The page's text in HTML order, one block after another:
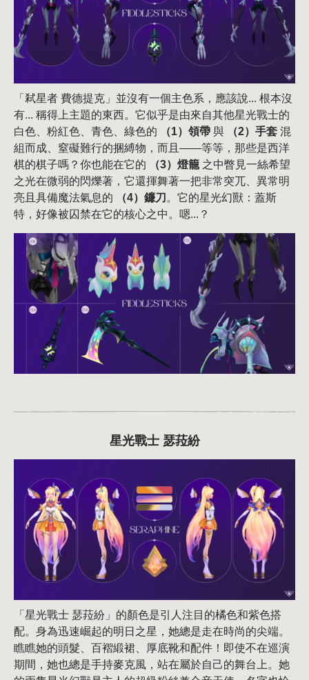
「弒星者 費德提克」並沒有一個主色系，應該說... 根本沒
有... 稱得上主題的東西。它似乎是由來自其他星光戰士的
白色、粉紅色、青色、綠色的
（1）領帶 與 （2）手套 混
組而成、窒礙難行的捆縛物，而且——等等，那些是西洋
棋的棋子嗎？你也能在它的
（3）燈籠 之中瞥見一絲希望
之光在微弱的閃爍著，它還揮舞著一把非常突兀、異常明
亮且具備魔法氣息的
（4）鐮刀 。它的星光幻獸：蓋斯
特，好像被囚禁在它的核心之中。嗯...？
星光戰士 瑟菈紛
「星光戰士 瑟菈紛」的顏色是引人注目的橘色和紫色搭
配。身為迅速崛起的明日之星，她總是走在時尚的尖端。
瞧瞧她的頭髮、百褶緞裙、厚底靴和配件！即使不在巡演
期間，她也總是手持麥克風，站在屬於自己的舞台上。她